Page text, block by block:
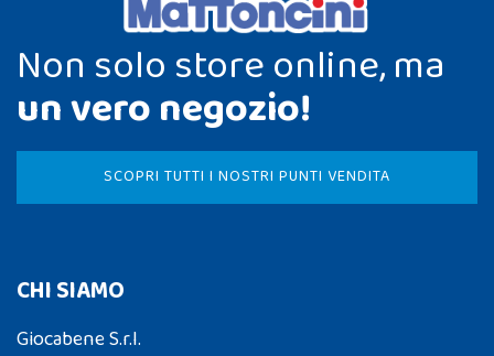
Non solo store online, ma
un vero negozio!
SCOPRI TUTTI I NOSTRI PUNTI VENDITA
CHI SIAMO
Giocabene S.r.l.